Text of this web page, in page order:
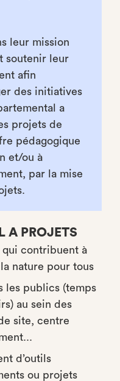
leur mission
soutenir leur
afin
des initiatives
a
projets de
pédagogique
et/ou à
par la mise
A PROJETS
contribuent à
nature pour tous
les publics (temps
au sein des
site, centre
d’outils
ou projets